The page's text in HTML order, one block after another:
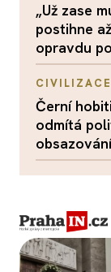
„Už zase
postihne
opravdu
CIVILIZACE
Černí
odmítá